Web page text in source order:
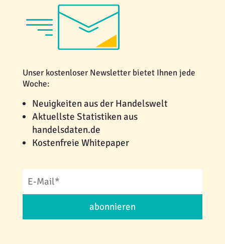
Unser kostenloser Newsletter bietet Ihnen jede
Woche:
Neuigkeiten aus der Handelswelt
Aktuellste Statistiken aus
handelsdaten.de
Kostenfreie Whitepaper
abonnieren